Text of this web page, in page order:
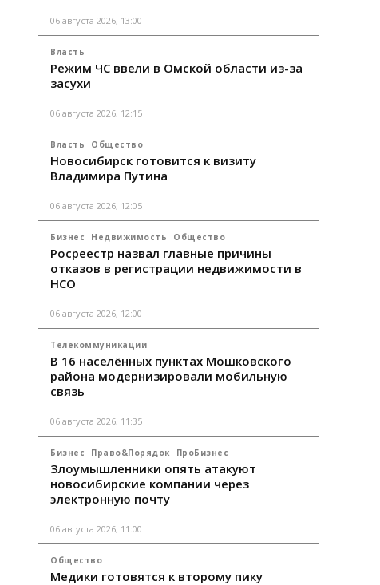
06 августа 2026, 13:00
Власть
Режим ЧС ввели в Омской области из-за
засухи
06 августа 2026, 12:15
Власть Общество
Новосибирск готовится к визиту
Владимира Путина
06 августа 2026, 12:05
Бизнес Недвижимость Общество
Росреестр назвал главные причины
отказов в регистрации недвижимости в
НСО
06 августа 2026, 12:00
Телекоммуникации
В 16 населённых пунктах Мошковского
района модернизировали мобильную
связь
06 августа 2026, 11:35
Бизнес Право&Порядок ПроБизнес
Злоумышленники опять атакуют
новосибирские компании через
электронную почту
06 августа 2026, 11:00
Общество
Медики готовятся к второму пику